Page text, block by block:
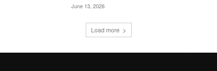
June 13, 2026
Load more